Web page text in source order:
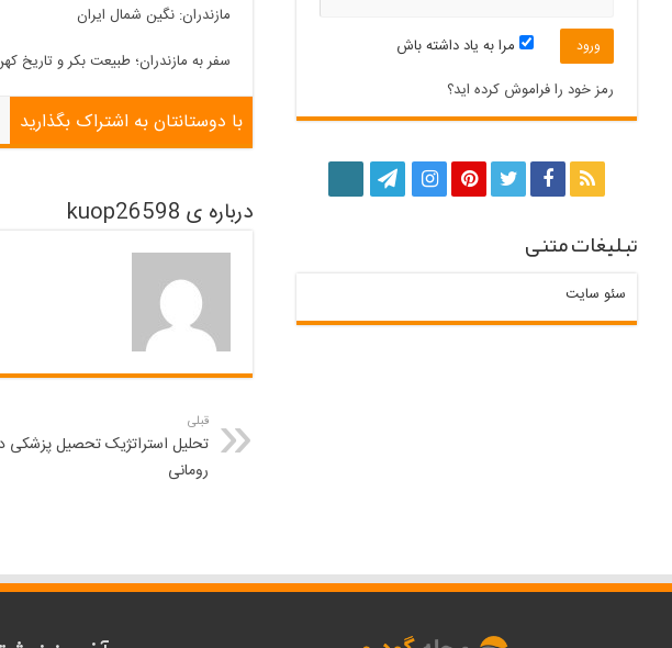
مازندران: نگین شمال ایران
سفر به مازندران؛ طبیعت بکر و تاریخ
با دوستانتان به اشتراک بگذارید
درباره ی kuop26598
قبلی
تحلیل استراتژیک تحصیل پزشکی
رومانی
مرا به یاد داشته باش
رمز خود را فراموش کرده اید؟
تبلیغات متنی
سئو سایت